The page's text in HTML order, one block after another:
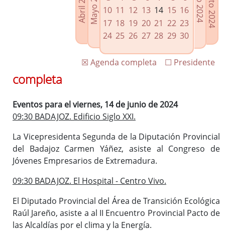
Agenda de Presidencia
Plenos provinciales y Juntas de gobierno
Oficina de Proyectos Europeos
10 11 12 13 14 15 16
17 18 19 20 21 22 23
24 25 26 27 28 29 30
☐ Presidente
☒ Agenda completa
completa
Eventos para el viernes, 14 de junio de 2024
09:30 BADAJOZ. Edificio Siglo XXI.
La Vicepresidenta Segunda de la Diputación Provincial
del Badajoz Carmen Yáñez, asiste al Congreso de
Jóvenes Empresarios de Extremadura.
09:30 BADAJOZ. El Hospital - Centro Vivo.
El Diputado Provincial del Área de Transición Ecológica
Raúl Jareño, asiste a al II Encuentro Provincial Pacto de
las Alcaldías por el clima y la Energía.